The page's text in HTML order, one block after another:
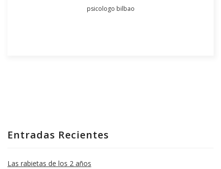
psicologo bilbao
Entradas Recientes
Las rabietas de los 2 años